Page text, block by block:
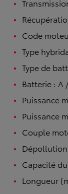
Code
Type
Type de
Batterie : A
Puissance
Puissance
Couple
Dépollution
Capacité
Longueur